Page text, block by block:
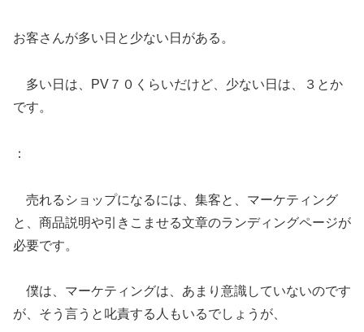
お客さんが多い日と少ない日がある。
多い日は、PV７０くらいだけど、少ない日は、３とか
です。
：
売れるショップになるには、集客と、マーケティング
と、商品説明や引きこませる文章のランディングページが
必要です。
僕は、マーケティングは、あまり意識していないのです
が、そう言うと叱責する人もいるでしょうが、